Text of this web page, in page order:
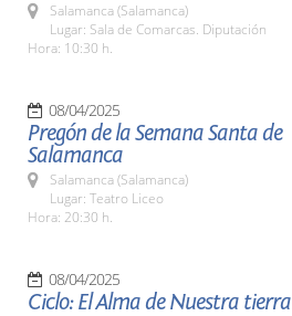
Salamanca (Salamanca)
Lugar: Sala de Comarcas. Diputación
Hora: 10:30 h.
08/04/2025
Pregón de la Semana Santa de
Salamanca
Salamanca (Salamanca)
Lugar: Teatro Liceo
Hora: 20:30 h.
08/04/2025
Ciclo: El Alma de Nuestra tierra